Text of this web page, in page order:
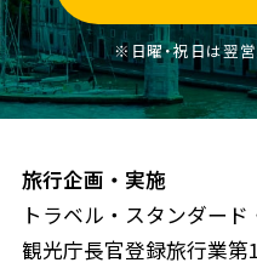
※日曜・祝日は翌
旅行企画・実施
トラベル・スタンダー
観光庁長官登録旅行業第